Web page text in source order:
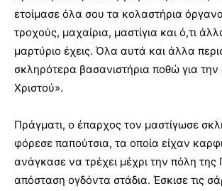
ετοίμασε όλα σου τα κολαστήρια
τροχούς, μαχαίρια, μαστίγια και ό,τι
μαρτύριο έχεις. Όλα αυτά και άλλα
σκληρότερα βασανιστήρια ποθώ για
Χριστού».
Πράγματι, ο έπαρχος τον μαστίγωσε
φόρεσε παπούτσια, τα οποία είχαν
ανάγκασε να τρέχει μέχρι την πόλη της
απόσταση ογδόντα στάδια. Έσκισε τις